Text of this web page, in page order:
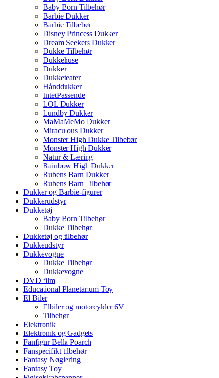
Baby Born Tilbehør
Barbie Dukker
Barbie Tilbebør
Disney Princess Dukker
Dream Seekers Dukker
Dukke Tilbehør
Dukkehuse
Dukker
Dukketeater
Hånddukker
IntetPassende
LOL Dukker
Lundby Dukker
MaMaMeMo Dukker
Miraculous Dukker
Monster High Dukke Tilbebør
Monster High Dukker
Natur & Læring
Rainbow High Dukker
Rubens Barn Dukker
Rubens Barn Tilbehør
Dukker og Barbie-figurer
Dukkerudstyr
Dukketøj
Baby Born Tilbehør
Dukke Tilbehør
Dukketøj og tilbehør
Dukkeudstyr
Dukkevogne
Dukke Tilbehør
Dukkevogne
DVD film
Educational Planetarium Toy
El Biler
Elbiler og motorcykler 6V
Tilbehør
Elektronik
Elektronik og Gadgets
Fanfigur Bella Poarch
Fanspecifikt tilbehør
Fantasy Nøglering
Fantasy Toy